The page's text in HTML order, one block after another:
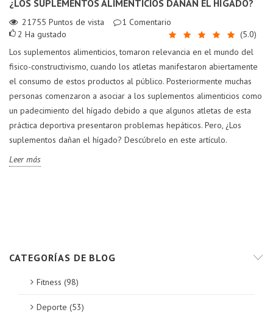
¿LOS SUPLEMENTOS ALIMENTICIOS DAÑAN EL HÍGADO?
21755 Puntos de vista 1 Comentario
(5.0)
2 Ha gustado
Los suplementos alimenticios, tomaron relevancia en el mundo del
fisico-constructivismo, cuando los atletas manifestaron abiertamente
el consumo de estos productos al público. Posteriormente muchas
personas comenzaron a asociar a los suplementos alimenticios como
un padecimiento del hígado debido a que algunos atletas de esta
práctica deportiva presentaron problemas hepáticos. Pero, ¿Los
suplementos dañan el hígado? Descúbrelo en este artículo.
Leer más
CATEGORÍAS DE BLOG
Fitness (98)
Deporte (53)